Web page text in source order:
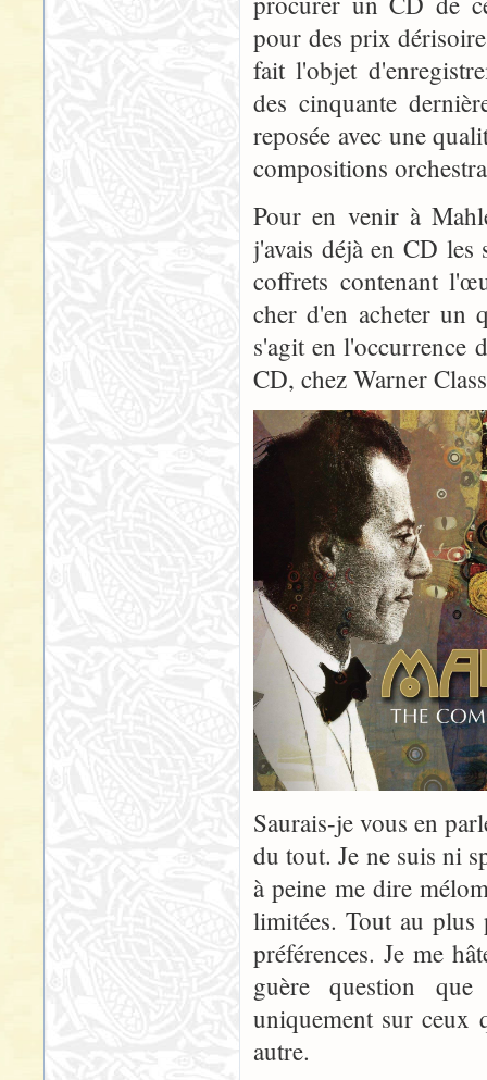
pour des prix
fait l'objet
des cinquante
reposée avec une
compositions
Pour en venir à
j'avais déjà en CD
coffrets contenant
cher d'en acheter un
s'agit en l'occurrence
CD, chez Warner
Saurais-je vous en
du tout. Je ne suis ni
à peine me dire
limitées. Tout au plus
préférences. Je me
guère question
uniquement sur ceux
autre.